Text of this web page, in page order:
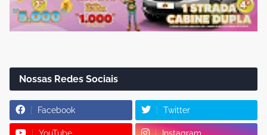
Nossas Redes Sociais
Facebook Twitter
YouTube Instagram